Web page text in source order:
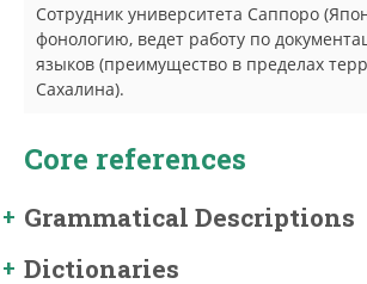
Сотрудник университета Саппоро
фонологию, ведет работу по
языков (преимущество в пределах
Сахалина).
Core references
Grammatical Descriptions
Dictionaries